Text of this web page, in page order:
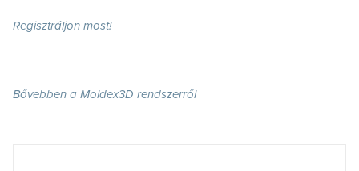
Regisztráljon most!
Bővebben a Moldex3D rendszerről